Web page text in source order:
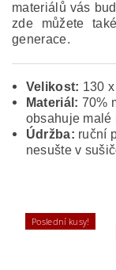
materiálů vás
zde můžete
generace.
Velikost: 130
Materiál: 70%
obsahuje malé
Údržba: ruční
nesušte v
Poslední kusy!